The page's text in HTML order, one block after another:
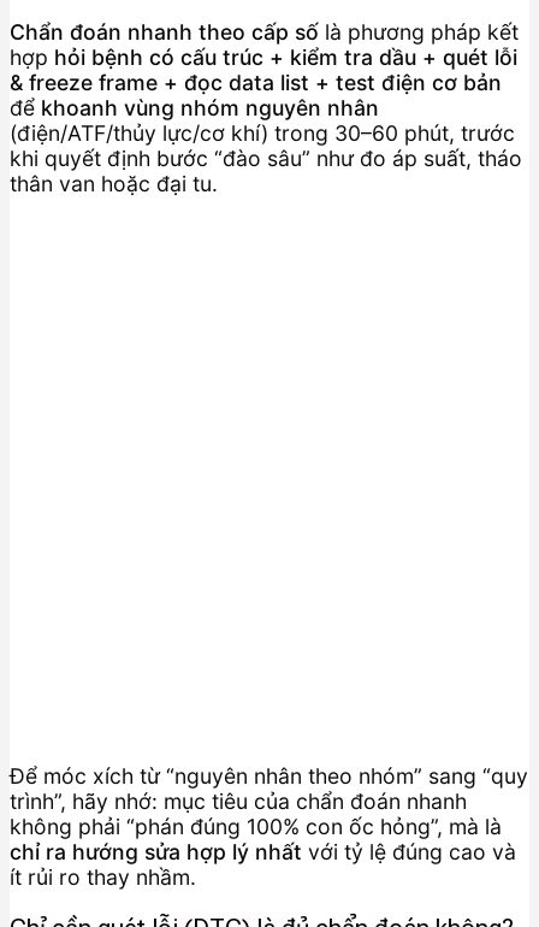
Chẩn đoán nhanh theo cấp số là phương pháp kết
hợp hỏi bệnh có cấu trúc + kiểm tra dầu + quét lỗi
& freeze frame + đọc data list + test điện cơ bản
để khoanh vùng nhóm nguyên nhân
(điện/ATF/thủy lực/cơ khí) trong 30–60 phút, trước
khi quyết định bước “đào sâu” như đo áp suất, tháo
thân van hoặc đại tu.
Để móc xích từ “nguyên nhân theo nhóm” sang “quy
trình”, hãy nhớ: mục tiêu của chẩn đoán nhanh
không phải “phán đúng 100% con ốc hỏng”, mà là
chỉ ra hướng sửa hợp lý nhất với tỷ lệ đúng cao và
ít rủi ro thay nhầm.